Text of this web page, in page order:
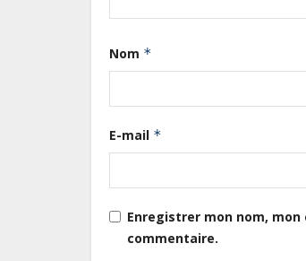
Nom *
E-mail *
Enregistrer mon nom,
commentaire.